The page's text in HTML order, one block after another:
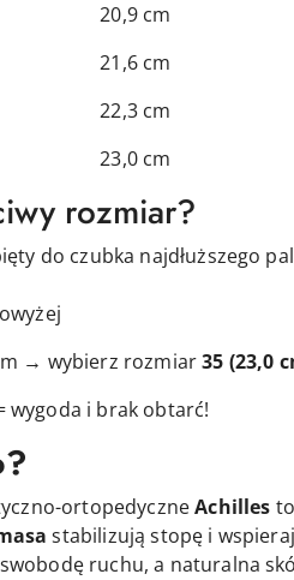
cm
cm
cm
cm
rozmiar?
do czubka najdłuższego
→ wybierz rozmiar35 (23,0
wygoda i brak obtarć!
ortopedyczneAchilles
stabilizują stopę i
ruchu, a naturalna